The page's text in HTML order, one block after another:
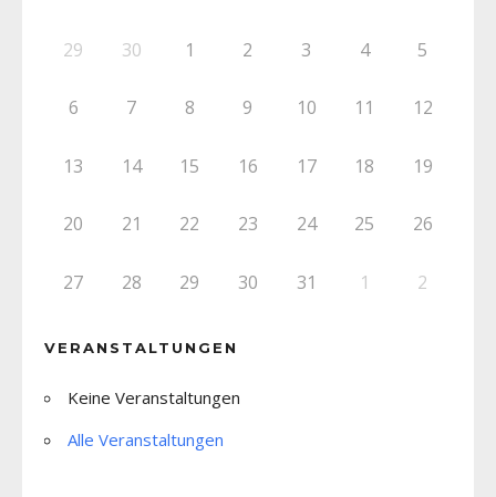
29 30 1 2 3 4 5
6 7 8 9 10 11 12
13 14 15 16 17 18 19
20 21 22 23 24 25 26
27 28 29 30 31 1 2
VERANSTALTUNGEN
Keine Veranstaltungen
Alle Veranstaltungen